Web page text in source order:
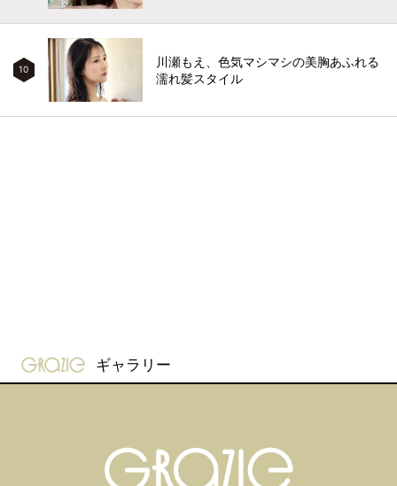
10
川瀬もえ、色気マシマシの美胸あふれる
濡れ髪スタイル
gravure-grazie
ギャラリー